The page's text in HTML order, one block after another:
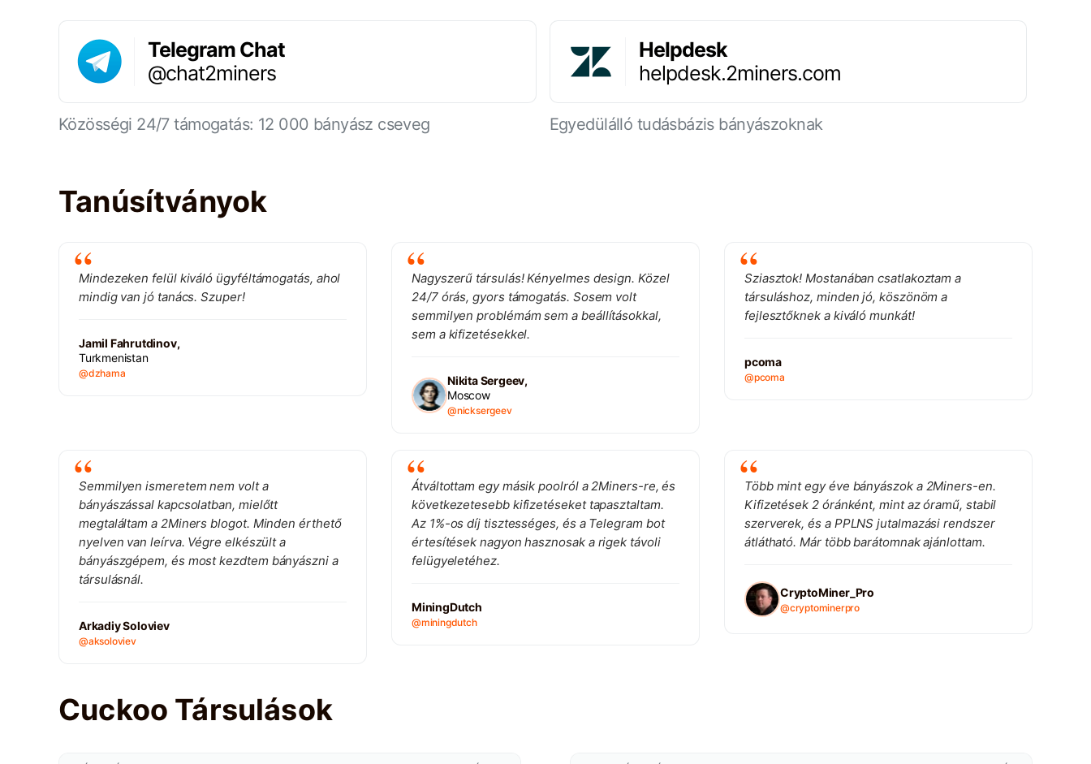
Telegram Chat
@chat2miners
Közösségi 24/7 támogatás: 12 000 bányász cseveg
Helpdesk
helpdesk.2miners.com
Egyedülálló tudásbázis bányászoknak
Tanúsítványok
Mindezeken felül kiváló ügyféltámogatás, ahol
mindig van jó tanács. Szuper!
Jamil Fahrutdinov,
Turkmenistan
@dzhama
Nagyszerű társulás! Kényelmes design. Közel
24/7 órás, gyors támogatás. Sosem volt
semmilyen problémám sem a beállításokkal,
sem a kifizetésekkel.
Nikita Sergeev,
Moscow
@nicksergeev
Sziasztok! Mostanában csatlakoztam a
társuláshoz, minden jó, köszönöm a
fejlesztőknek a kiváló munkát!
pcoma
@pcoma
Semmilyen ismeretem nem volt a
bányászással kapcsolatban, mielőtt
megtaláltam a 2Miners blogot. Minden érthető
nyelven van leírva. Végre elkészült a
bányászgépem, és most kezdtem bányászni a
társulásnál.
Arkadiy Soloviev
@aksoloviev
Átváltottam egy másik poolról a 2Miners-re, és
következetesebb kifizetéseket tapasztaltam.
Az 1%-os díj tisztességes, és a Telegram bot
értesítések nagyon hasznosak a rigek távoli
felügyeletéhez.
MiningDutch
@miningdutch
Több mint egy éve bányászok a 2Miners-en.
Kifizetések 2 óránként, mint az óramű, stabil
szerverek, és a PPLNS jutalmazási rendszer
átlátható. Már több barátomnak ajánlottam.
CryptoMiner_Pro
@cryptominerpro
Cuckoo Társulások